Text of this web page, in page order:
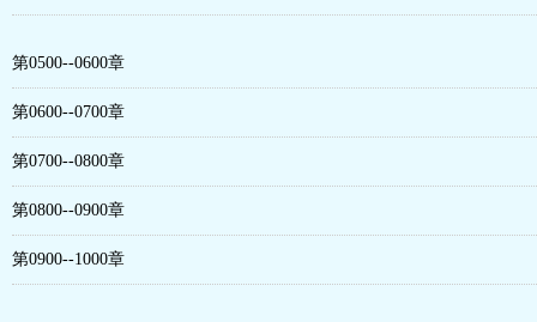
第0500--0600章
第0600--0700章
第0700--0800章
第0800--0900章
第0900--1000章